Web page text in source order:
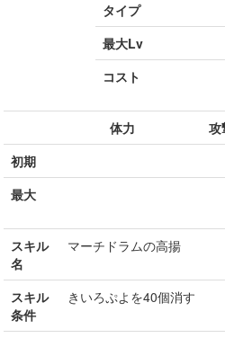
タイプ
最大Lv
コスト
体力 攻
初期
最大
スキル
名
マーチドラムの高揚
スキル
条件
きいろぷよを40個消す